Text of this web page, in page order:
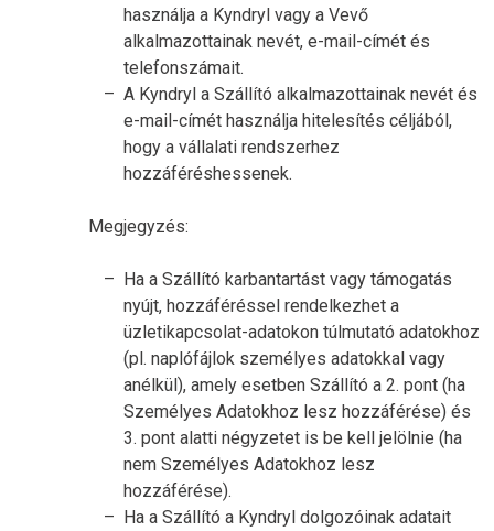
használja a Kyndryl vagy a Vevő
alkalmazottainak nevét, e-mail-címét és
telefonszámait.
A Kyndryl a Szállító alkalmazottainak nevét és
e-mail-címét használja hitelesítés céljából,
hogy a vállalati rendszerhez
hozzáféréshessenek.
Megjegyzés:
Ha a Szállító karbantartást vagy támogatás
nyújt, hozzáféréssel rendelkezhet a
üzletikapcsolat-adatokon túlmutató adatokhoz
(pl. naplófájlok személyes adatokkal vagy
anélkül), amely esetben Szállító a 2. pont (ha
Személyes Adatokhoz lesz hozzáférése) és
3. pont alatti négyzetet is be kell jelölnie (ha
nem Személyes Adatokhoz lesz
hozzáférése).
Ha a Szállító a Kyndryl dolgozóinak adatait